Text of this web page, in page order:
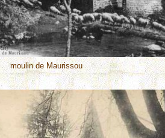
moulin de Maurissou